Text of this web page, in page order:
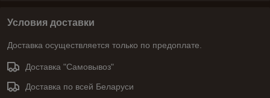
Условия доставки
Доставка осуществляется только по предоплате.
Доставка "Самовывоз"
Доставка по всей Беларуси